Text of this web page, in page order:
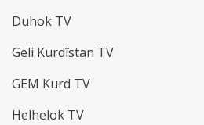
Duhok TV
Geli Kurdîstan TV
GEM Kurd TV
Helhelok TV